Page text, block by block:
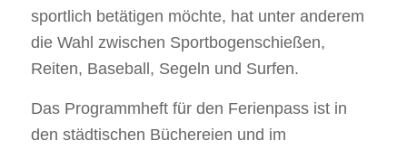
sportlich betätigen möchte, hat unter anderem
die Wahl zwischen Sportbogenschießen,
Reiten, Baseball, Segeln und Surfen.
Das Programmheft für den Ferienpass ist in
den städtischen Büchereien und im